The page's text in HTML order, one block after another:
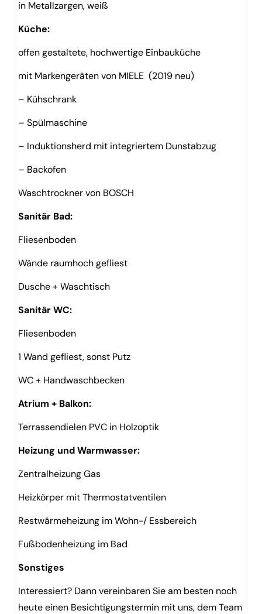
in Metallzargen, weiß
Küche:
offen gestaltete, hochwertige Einbauküche
mit Markengeräten von MIELE (2019 neu)
– Kühschrank
– Spülmaschine
– Induktionsherd mit integriertem Dunstabzug
– Backofen
Waschtrockner von BOSCH
Sanitär Bad:
Fliesenboden
Wände raumhoch gefliest
Dusche + Waschtisch
Sanitär WC:
Fliesenboden
1 Wand gefliest, sonst Putz
WC + Handwaschbecken
Atrium + Balkon:
Terrassendielen PVC in Holzoptik
Heizung und Warmwasser:
Zentralheizung Gas
Heizkörper mit Thermostatventilen
Restwärmeheizung im Wohn-/ Essbereich
Fußbodenheizung im Bad
Sonstiges
Interessiert? Dann vereinbaren Sie am besten noch
heute einen Besichtigungstermin mit uns, dem Team